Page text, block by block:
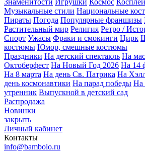
Знаменитости Игрушки Космос Косплей
Музыкальные стили Национальные
Пираты Погода Популярные франшизы
Растительный мир Религия Ретро /
Спорт Ужасы Фраки и смокинги Цирк
костюмы Юмор, смешные костюмы
Праздники На детский спектакль На
Октоберфест На Новый Год 2026 На 14
На 8 марта На день Св. Патрика На
день космонавтики На парад победы На
утренник Выпускной в детский сад
Распродажа
Новинки
закрыть
Личный кабинет
Контакты
info@bambolo.ru